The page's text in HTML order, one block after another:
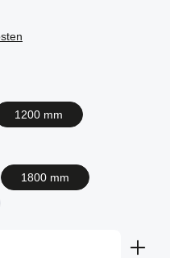
ist zurzeit nicht verfügbar.)
1200 mm
ist zurzeit nicht verfügbar.)
1800 mm
Wert ein